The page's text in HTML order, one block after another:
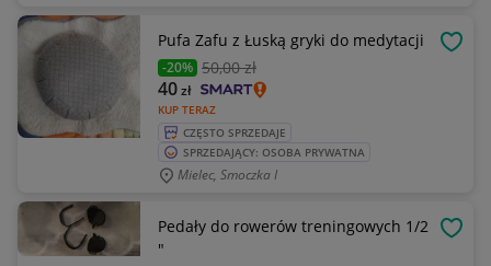
Pufa Zafu z Łuską gryki do medytacji
-20% 50,00 zł
KUP TERAZ
40zł
CZĘSTO SPRZEDAJE
SPRZEDAJĄCY: OSOBA PRYWATNA
Mielec, Smoczka I
Pedały do rowerów treningowych 1/2
"